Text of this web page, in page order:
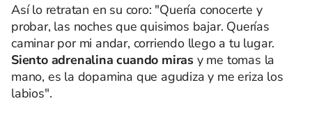
Así lo retratan en su coro: "Quería conocerte y
probar, las noches que quisimos bajar. Querías
caminar por mi andar, corriendo llego a tu lugar.
Siento adrenalina cuando miras y me tomas la
mano, es la dopamina que agudiza y me eriza los
labios".